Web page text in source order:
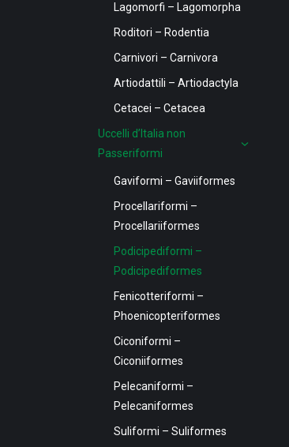
Lagomorfi – Lagomorpha
Roditori – Rodentia
Carnivori – Carnivora
Artiodattili – Artiodactyla
Cetacei – Cetacea
Uccelli d’Italia non
Passeriformi
Gaviformi – Gaviiformes
Procellariformi –
Procellariiformes
Podicipediformi –
Podicipediformes
Fenicotteriformi –
Phoenicopteriformes
Ciconiformi –
Ciconiiformes
Pelecaniformi –
Pelecaniformes
Suliformi – Suliformes